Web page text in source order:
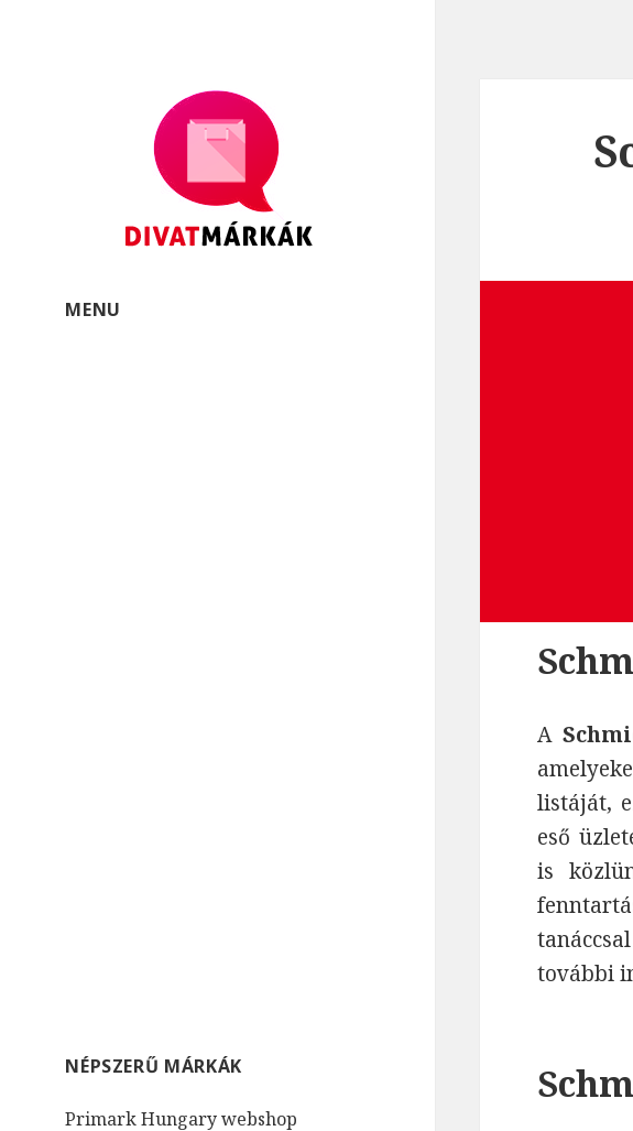
Divatmárkák
Divatmárkák és márkás
öltözékek
MENU
NÉPSZERŰ MÁRKÁK
Primark Hungary webshop
A
listáját,
eső
is
további